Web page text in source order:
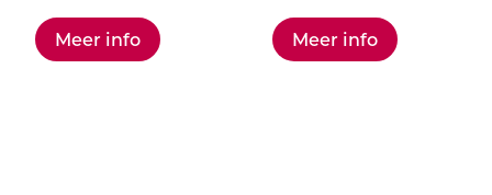
Meer info Meer info